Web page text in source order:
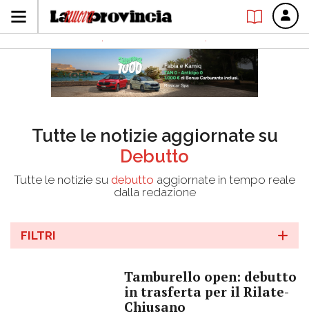
Tutte le notizie aggiornate su
Debutto
Tutte le notizie su debutto aggiornate in tempo reale
dalla redazione
FILTRI
Tamburello open: debutto
in trasferta per il Rilate-
Chiusano